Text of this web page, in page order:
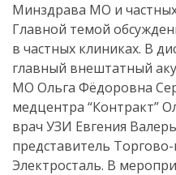
Минздрава МО и
Главной темой
в частных клиниках. В
главный внештатный
МО Ольга Фёдоровна
медцентра “Контракт”
врач УЗИ Евгения
представитель
Электросталь. В